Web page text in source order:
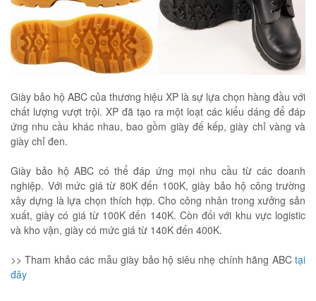
Giày bảo hộ ABC của thương hiệu XP là sự lựa chọn hàng đầu với
chất lượng vượt trội. XP đã tạo ra một loạt các kiểu dáng để đáp
ứng nhu cầu khác nhau, bao gồm giày đế kếp, giày chỉ vàng và
giày chỉ đen.
Giày bảo hộ ABC có thể đáp ứng mọi nhu cầu từ các doanh
nghiệp. Với mức giá từ 80K đến 100K, giày bảo hộ công trường
xây dựng là lựa chọn thích hợp. Cho công nhân trong xưởng sản
xuất, giày có giá từ 100K đến 140K. Còn đối với khu vực logistic
và kho vận, giày có mức giá từ 140K đến 400K.
>> Tham khảo các mẫu giày bảo hộ siêu nhẹ chính hãng ABC tại
đây